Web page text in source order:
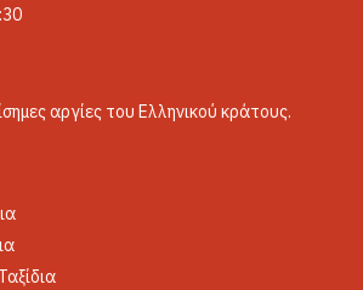
αργίες του Ελληνικού κράτους.